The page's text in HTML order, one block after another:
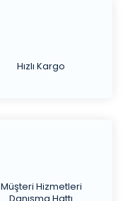
Hızlı Kargo
Müşteri Hizmetleri